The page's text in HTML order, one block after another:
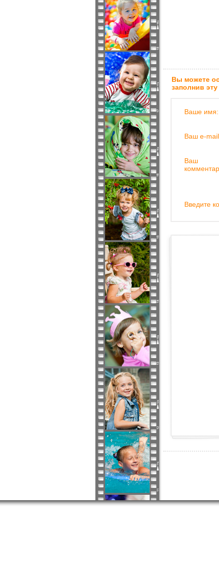
Вы можете
заполнив
Ваше имя:
Ваш e-
Ваш
Введите